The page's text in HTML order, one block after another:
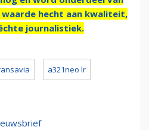
waarde hecht aan kwaliteit,
journalistiek.
a321neo lr